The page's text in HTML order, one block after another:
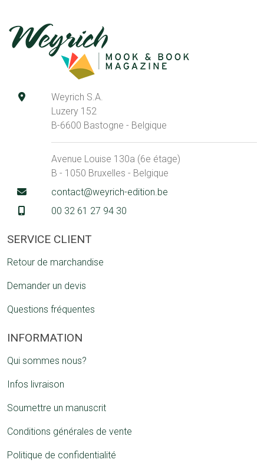
Weyrich S.A.
Luzery 152
B-6600 Bastogne - Belgique
Avenue Louise 130a (6e étage)
B - 1050 Bruxelles - Belgique
contact@weyrich-edition.be
00 32 61 27 94 30
SERVICE CLIENT
Retour de marchandise
Demander un devis
Questions fréquentes
INFORMATION
Qui sommes nous?
Infos livraison
Soumettre un manuscrit
Conditions générales de vente
Politique de confidentialité